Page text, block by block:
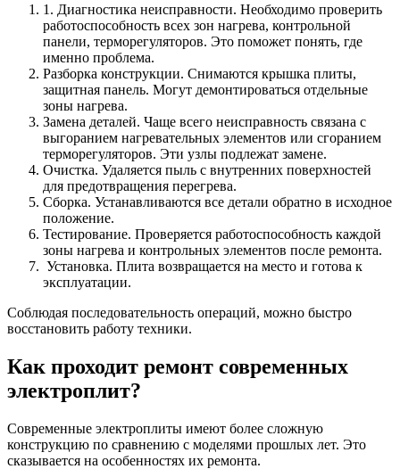
1. Диагностика неисправности. Необходимо проверить
работоспособность всех зон нагрева, контрольной
панели, терморегуляторов. Это поможет понять, где
именно проблема.
Разборка конструкции. Снимаются крышка плиты,
защитная панель. Могут демонтироваться отдельные
зоны нагрева.
Замена деталей. Чаще всего неисправность связана с
выгоранием нагревательных элементов или сгоранием
терморегуляторов. Эти узлы подлежат замене.
Очистка. Удаляется пыль с внутренних поверхностей
для предотвращения перегрева.
Сборка. Устанавливаются все детали обратно в исходное
положение.
Тестирование. Проверяется работоспособность каждой
зоны нагрева и контрольных элементов после ремонта.
Установка. Плита возвращается на место и готова к
эксплуатации.
Соблюдая последовательность операций, можно быстро
восстановить работу техники.
Как проходит ремонт современных
электроплит?
Современные электроплиты имеют более сложную
конструкцию по сравнению с моделями прошлых лет. Это
сказывается на особенностях их ремонта.